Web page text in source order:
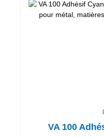
VA 100